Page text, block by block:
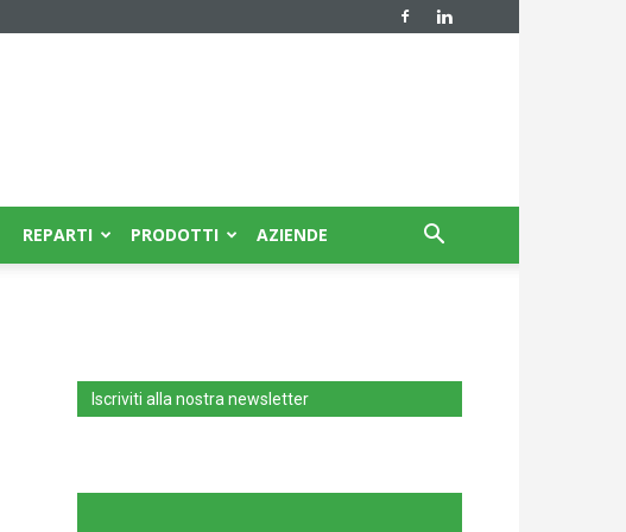
REPARTI PRODOTTI AZIENDE
Iscriviti alla nostra newsletter